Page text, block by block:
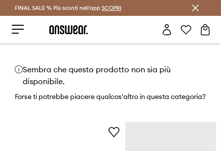
Risparmia con Answear Club >
FINAL SALE % Più sconti nell'app SCOPRI
Sembra che questo prodotto non sia più
disponibile.
Forse ti potrebbe piacere qualcos'altro in questa categoria?